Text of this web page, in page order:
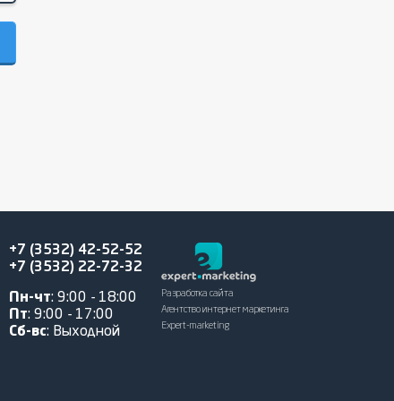
+7 (3532) 42-52-52
+7 (3532) 22-72-32
Пн-чт: 9:00 - 18:00
Пт: 9:00 - 17:00
Сб-вс: Выходной
Разработка сайта
Агентство интернет маркетинга
Expert-marketing